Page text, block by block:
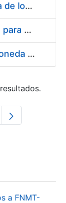
Conexión mediante Fibra Óptica de los Centros de Proceso de Datos (CPDs) de las sedes de la FNMT-RCM de Burgos y Madrid
Contratación de acuerdo marco para el Suministro de Material de Electricidad para la Fábrica Nacional de Moneda y Timbre-Real Casa de la Moneda en su centro de trabajo de Burgos
Suministro de estuches para moneda de 30 €
Use
a FNMT-